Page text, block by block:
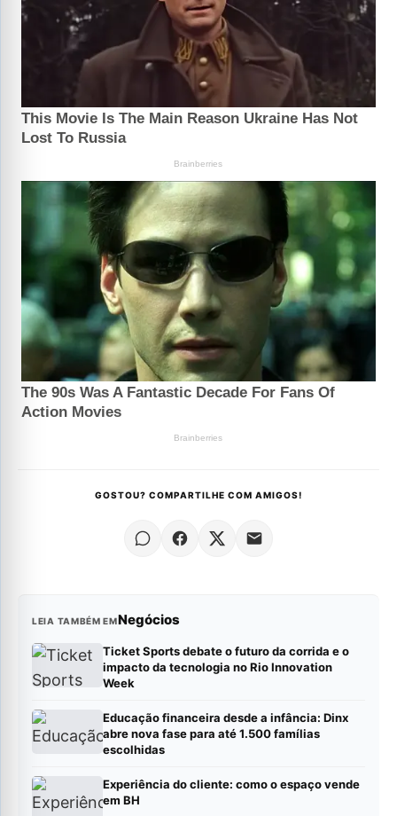
GOSTOU? COMPARTILHE COM AMIGOS!
LEIA TAMBÉM EMNegócios
Ticket Sports debate o futuro da corrida e o
impacto da tecnologia no Rio Innovation
Week
Educação financeira desde a infância: Dinx
abre nova fase para até 1.500 famílias
escolhidas
Experiência do cliente: como o espaço vende
em BH